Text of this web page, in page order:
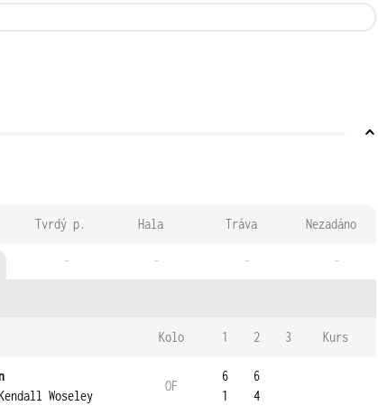
Tvrdý p. Hala Tráva Nezadáno
- - - -
Kolo 1 2 3 Kurs
Woseley
OF
6
1
6
4